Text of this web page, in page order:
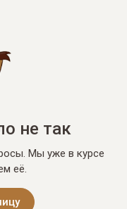
не так
Мы уже в курсе
её.